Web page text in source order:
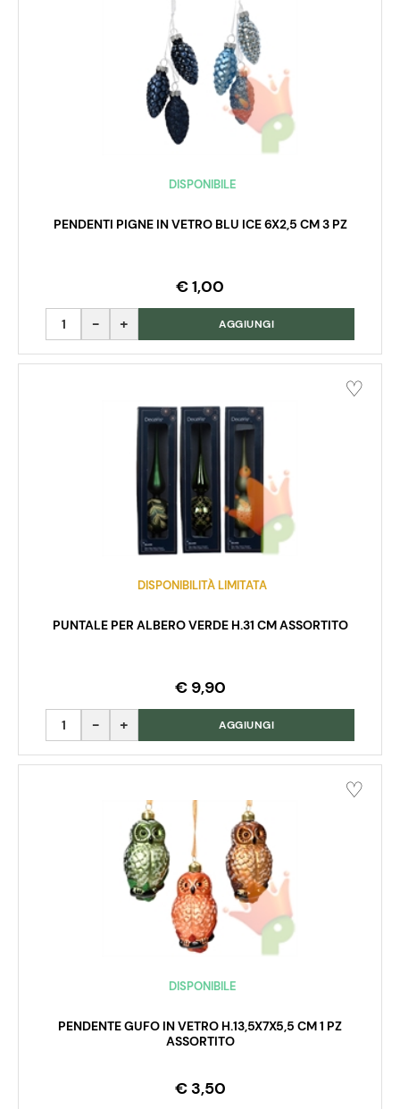
DISPONIBILE
PENDENTI PIGNE IN VETRO BLU ICE 6X2,5 CM 3 PZ
€ 1,00
Quantità AGGIUNGI
DISPONIBILITÀ LIMITATA
PUNTALE PER ALBERO VERDE H.31 CM ASSORTITO
€ 9,90
Quantità AGGIUNGI
DISPONIBILE
PENDENTE GUFO IN VETRO H.13,5X7X5,5 CM 1 PZ
ASSORTITO
€ 3,50